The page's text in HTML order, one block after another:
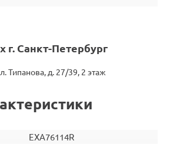
г. Санкт-Петербург
Типанова, д. 27/39, 2 этаж
EXA76114R